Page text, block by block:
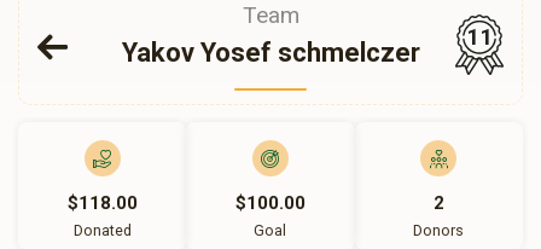
Team
Yakov Yosef schmelczer
11
$118.00
Donated
$100.00
Goal
2
Donors